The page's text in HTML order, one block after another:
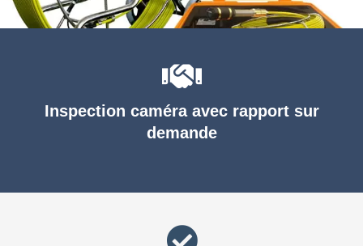
Inspection caméra avec rapport sur
demande